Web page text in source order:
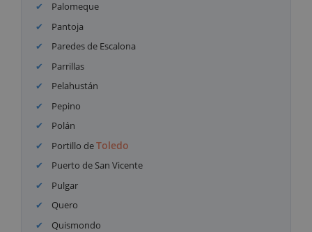
Palomeque
Pantoja
Paredes de Escalona
Parrillas
Pelahustán
Pepino
Polán
Portillo deToledo
Puerto de San Vicente
Pulgar
Quero
Quismondo